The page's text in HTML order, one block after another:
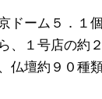
ドーム５．
、１号店の約
仏壇約９０種